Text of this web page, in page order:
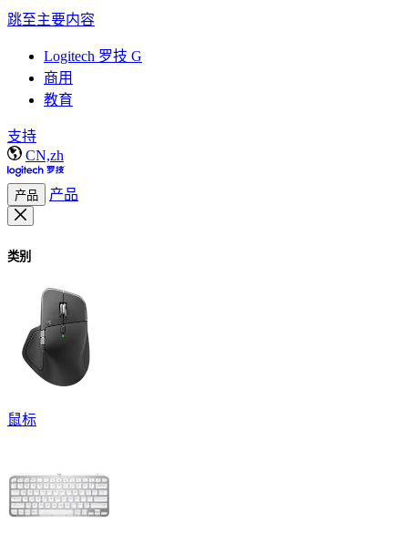
跳至主要内容
Logitech 罗技 G
商用
教育
支持
CN,zh
产品 产品
类别
鼠标